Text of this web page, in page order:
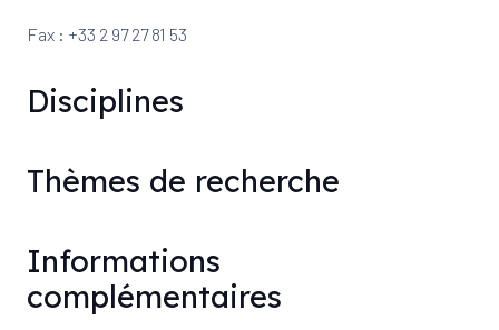
Fax : +33 2 97 27 81 53
Disciplines
Thèmes de recherche
Informations
complémentaires